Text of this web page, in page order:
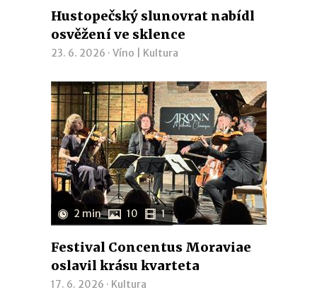
Hustopečský slunovrat nabídl
osvěžení ve sklence
23. 6. 2026 · Víno Kultura
2 min 10 1
Festival Concentus Moraviae
oslavil krásu kvarteta
17. 6. 2026 · Kultura